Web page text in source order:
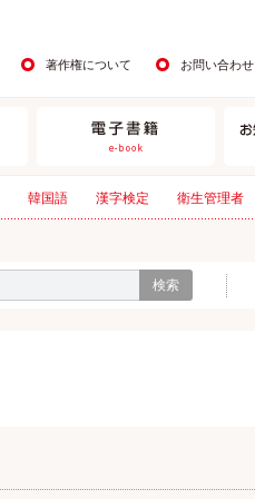
著作権について お問い合わせ
韓国語 漢字検定 衛生管理者
検索